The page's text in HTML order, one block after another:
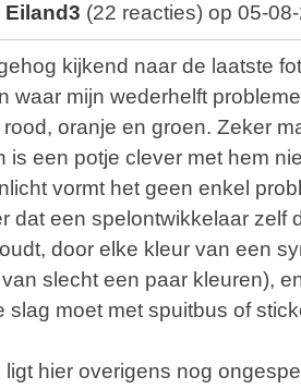
Eiland3 (22 reacties) op 05-
kijkend naar de laatste
waar mijn wederhelft
rood, oranje en groen. Zeker
is een potje clever met hem
vormt het geen enkel
dat een spelontwikkelaar zelf
door elke kleur van een
slecht een paar kleuren),
slag moet met spuitbus of
ligt hier overigens nog